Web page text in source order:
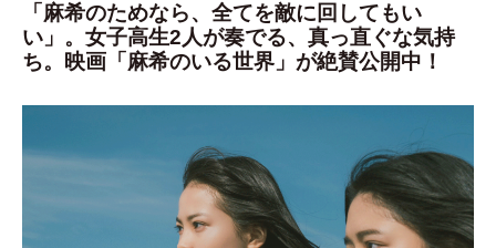
「麻希のためなら、全てを敵に回してもい
い」。女子高生2人が奏でる、真っ直ぐな気持
ち。映画「麻希のいる世界」が絶賛公開中！